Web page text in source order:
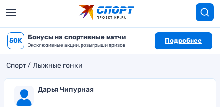
50K Бонусы на спортивные матчи
Эксклюзивные акции, розыгрыши призов
Подробнее
Спорт Лыжные гонки
Дарья Чипурная